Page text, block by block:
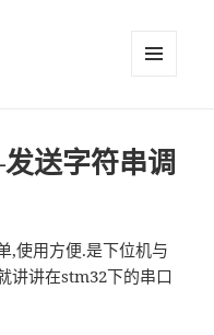
送字符串调
,使用方便.是下位机与
讲讲在stm32下的串口